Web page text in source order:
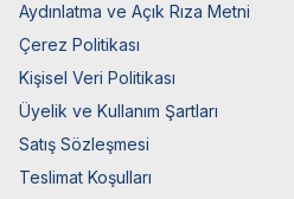
Aydınlatma ve Açık Rıza Metni
Çerez Politikası
Kişisel Veri Politikası
Üyelik ve Kullanım Şartları
Satış Sözleşmesi
Teslimat Koşulları